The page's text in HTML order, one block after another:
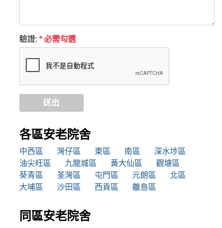
驗證: * 必需勾選
送出
各區安老院舍
中西區 灣仔區 東區 南區
深水埗區
油尖旺區
九龍城區 黃大仙區
觀塘區
葵青區
荃灣區 屯門區 元朗區
北區
大埔區
沙田區 西貢區 離島區
同區安老院舍